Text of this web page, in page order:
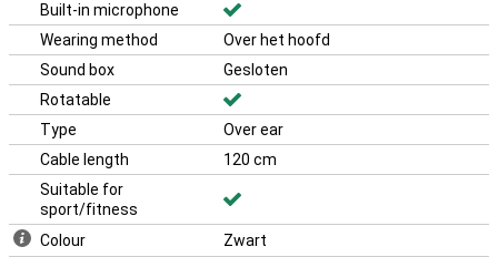
Built-in microphone
Wearing method
Over het hoofd
Sound box
Gesloten
Rotatable
Type
Over ear
Cable length
120 cm
Suitable for
sport/fitness
Colour
Zwart